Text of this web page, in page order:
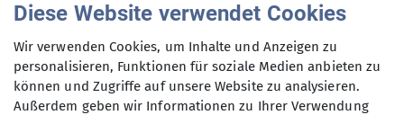
Fitness-Newsletter
Juli
Diese Website verwendet Cookies
Wir verwenden Cookies, um Inhalte und Anzeigen zu
personalisieren, Funktionen für soziale Medien anbieten zu
können und Zugriffe auf unsere Website zu analysieren.
Außerdem geben wir Informationen zu Ihrer Verwendung